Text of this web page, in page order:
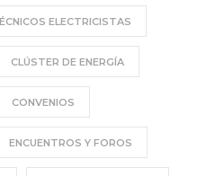
ELECTRICISTAS
CLÚSTER DE ENERGÍA
CONVENIOS
ENCUENTROS Y FOROS